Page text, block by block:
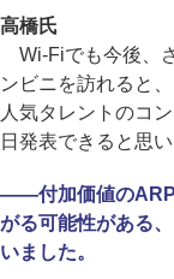
高橋氏
Wi-Fiでも今後、
ンビニを訪れると
人気タレントのコ
日発表できると思い
――付加価値の
がる可能性がある
いました。